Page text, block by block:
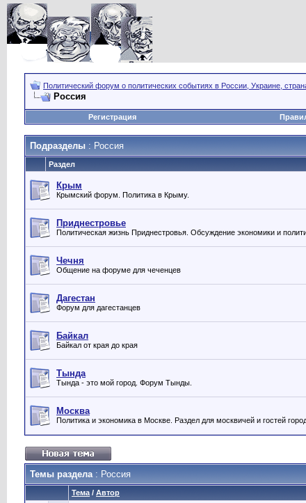
Политический форум о политических событиях в России, Украине,
Россия
Регистрация
Подразделы : Россия
Раздел
Крым
Крымский форум. Политика в Крыму.
Приднестровье
Политическая жизнь Приднестровья. Обсуждение экономики и
Чечня
Общение на форуме для чеченцев
Дагестан
Форум для дагестанцев
Байкал
Байкал от края до края
Тында
Тында - это мой город. Форум Тынды.
Москва
Политика и экономика в Москве. Раздел для москвичей и гостей
Темы раздела: Россия
Тема / Автор